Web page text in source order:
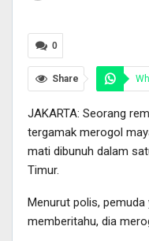
0
Share
JAKARTA: Seorang
tergamak merogol
mati dibunuh dalam
Timur.
Menurut polis, pemuda
memberitahu, dia